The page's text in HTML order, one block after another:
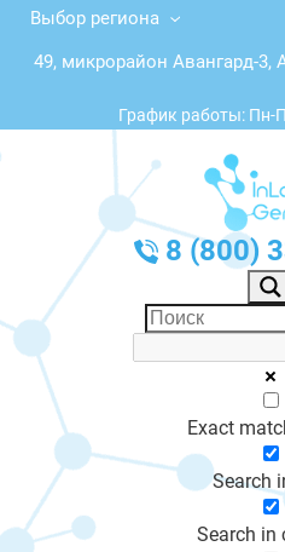
Выбор региона
49, микрорайон Авангард-3,
График работы: Пн-
8 (800)
Exact
Search
Search in